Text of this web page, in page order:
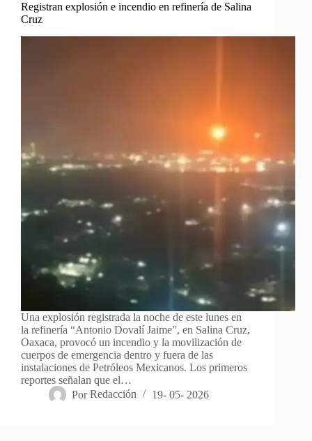
Registran explosión e incendio en refinería de Salina
Cruz
Una explosión registrada la noche de este lunes en
la refinería “Antonio Dovalí Jaime”, en Salina Cruz,
Oaxaca, provocó un incendio y la movilización de
cuerpos de emergencia dentro y fuera de las
instalaciones de Petróleos Mexicanos. Los primeros
reportes señalan que el…
Por Redacción 19- 05- 2026